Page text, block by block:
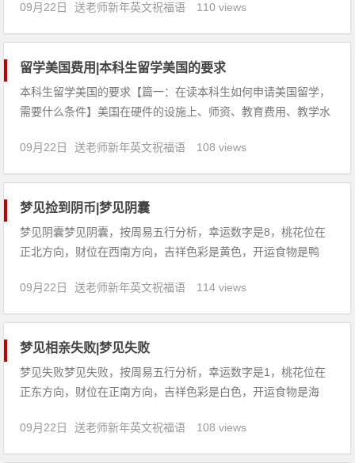
你近期的求职运势一般，太自以为是很难取胜的，建议你要调整
好心态，多些自信，最后会找到适合自己的工作。2、梦见乘船
09月22日 送老师新年英文祝福语 110 views
留学美国费用|本科生留学美国的要求
本科生留学美国的要求【篇一：在读本科生如何申请美国留学，
需要什么条件】美国在硬件的设施上、师资、教育费用、教学水
申请时间是有限制的，大家要抓紧时间申请。那么是不是这样的
申请就一定能被梦想的学校录取呢？在读本科生如何申请美国留
09月22日 送老师新年英文祝福语 108 views
梦见捡到阴币|梦见阴囊
梦见阴囊梦见阴囊，按周易五行分析，幸运数字是8，桃花位在
正北方向，财位在西南方向，吉祥色彩是黄色，开运食物是鸭
表阻碍很大、内部人员意见不和，经营不顺。2、恋爱中的人梦
见阴囊，说明婚姻可成，但延期迎娶，吉庆。3、出行的人梦见
09月22日 送老师新年英文祝福语 114 views
梦见相亲失败|梦见失败
梦见失败梦见失败，按周易五行分析，幸运数字是1，桃花位在
正东方向，财位在正南方向，吉祥色彩是白色，开运食物是海
者，象征着损失和经营不善，如果不改善经营管理，他的企业可
能会一蹶不振。2、做生意的人梦见失败，一切顺利得财利，勿
09月22日 送老师新年英文祝福语 108 views